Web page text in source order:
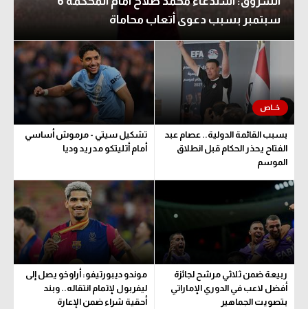
سبتمبر بسبب دعوى أتعاب محاماة
بسبب القائمة الدولية.. عصام عبد
الفتاح يحذر الحكام قبل انطلاق
الموسم
تشكيل سيتي - مرموش أساسي
أمام أتليتكو مدريد وديا
ربيعة ضمن ثلاثي مرشح لجائزة
أفضل لاعب في الدوري الإماراتي
بتصويت الجماهير
موندو ديبورتيفو: أراوخو يصل إلى
ليفربول لإتمام انتقاله.. وبند
أحقية شراء ضمن الإعارة